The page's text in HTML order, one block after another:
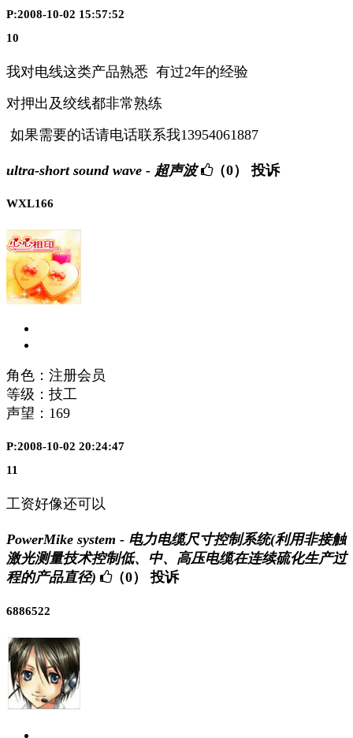
P:2008-10-02 15:57:52
10
我对电线这类产品熟悉 有过2年的经验
对押出及绞线都非常熟练
如果需要的话请电话联系我13954061887
ultra-short sound wave - 超声波 （0） 投诉
WXL166
角色：注册会员
等级：技工
声望： 169
P:2008-10-02 20:24:47
11
工资好像还可以
PowerMike system - 电力电缆尺寸控制系统(利用非接触
激光测量技术控制低、中、高压电缆在连续硫化生产过
程的产品直径)
（0） 投诉
6886522